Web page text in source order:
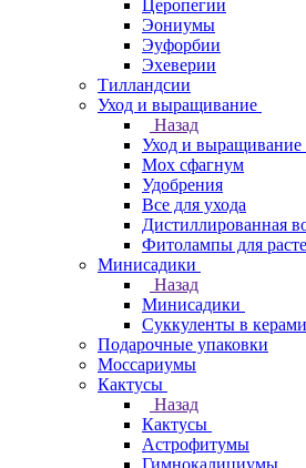
Церопегии
Эониумы
Эуфорбии
Эхеверии
Тилландсии
Уход и выращивание
Назад
Уход и выращивание
Мох сфагнум
Удобрения
Все для ухода
Дистиллированная
Фитолампы для
Минисадики
Назад
Минисадики
Суккуленты в
Подарочные упаковки
Моссариумы
Кактусы
Назад
Кактусы
Астрофитумы
Гимнокалициумы